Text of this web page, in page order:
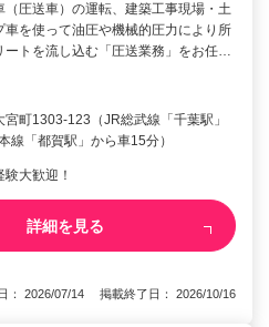
（圧送車）の運転、建築工事現場・土
車を使って油圧や機械的圧力により所
ートを流し込む「圧送業務」をお任…
町1303-123（JR総武線「千葉駅」
線「都賀駅」から車15分）
大歓迎！
詳細を見る
： 2026/07/14 掲載終了日： 2026/10/16